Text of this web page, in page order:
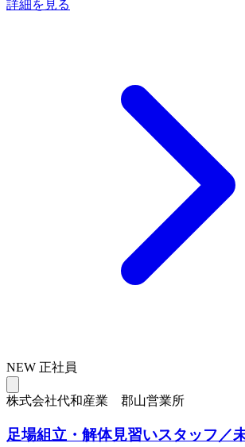
詳細を見る
NEW 正社員
株式会社代和産業 郡山営業所
足場組立・解体見習いスタッフ／